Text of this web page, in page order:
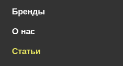
Бренды
О нас
Статьи